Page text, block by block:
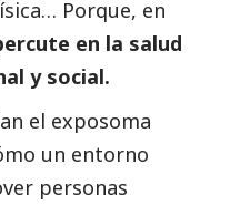
Porque, en
en la salud
y social.
el exposoma
un entorno
personas